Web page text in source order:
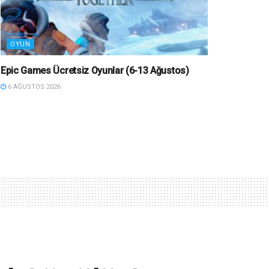
OYUN
Epic Games Ücretsiz Oyunlar (6-13 Ağustos)
6 AĞUSTOS 2026